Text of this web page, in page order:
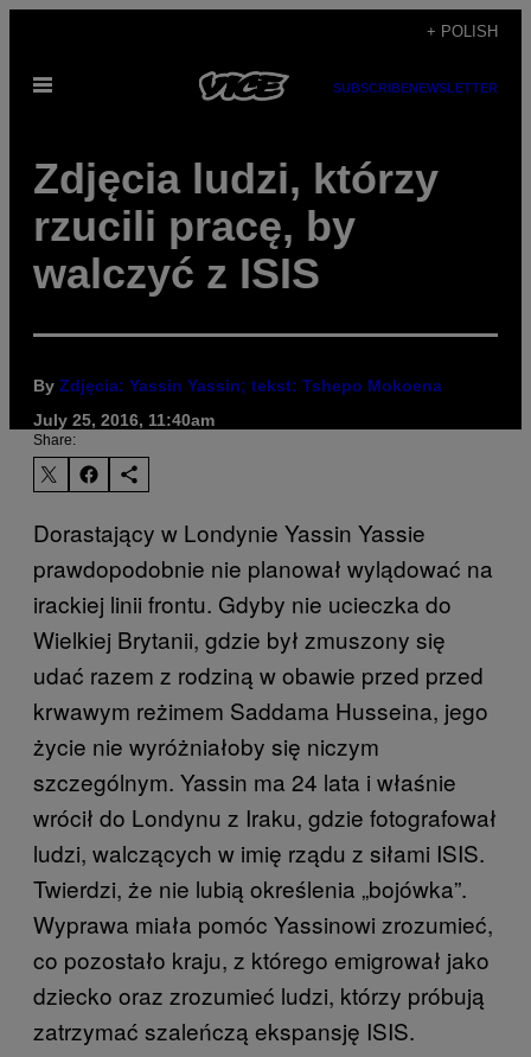
content
+ POLISH
Open
SUBSCRIBENEWSLETTER
​Zdjęcia ludzi, którzy
rzucili pracę, by
walczyć z ISIS
By Zdjęcia: Yassin Yassin; tekst: Tshepo Mokoena
July 25, 2016, 11:40am
Share:
Dorastający w Londynie Yassin Yassie
prawdopodobnie nie planował wylądować na
irackiej linii frontu. Gdyby nie ucieczka do
Wielkiej Brytanii, gdzie był zmuszony się
udać razem z rodziną w obawie przed przed
krwawym reżimem Saddama Husseina, jego
życie nie wyróżniałoby się niczym
szczególnym. Yassin ma 24 lata i właśnie
wrócił do Londynu z Iraku, gdzie fotografował
ludzi, walczących w imię rządu z siłami ISIS.
Twierdzi, że nie lubią określenia „bojówka”.
Wyprawa miała pomóc Yassinowi zrozumieć,
co pozostało kraju, z którego emigrował jako
dziecko oraz zrozumieć ludzi, którzy próbują
zatrzymać szaleńczą ekspansję ISIS.